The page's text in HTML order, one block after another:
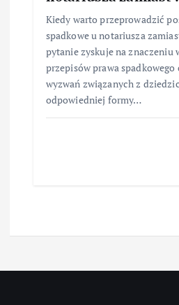
Kiedy warto przeprowadzić
spadkowe u notariusza
pytanie zyskuje na znaczeniu
przepisów prawa
wyzwań związanych z
odpowiedniej formy…